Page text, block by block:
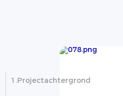
1.Projectachtergrond